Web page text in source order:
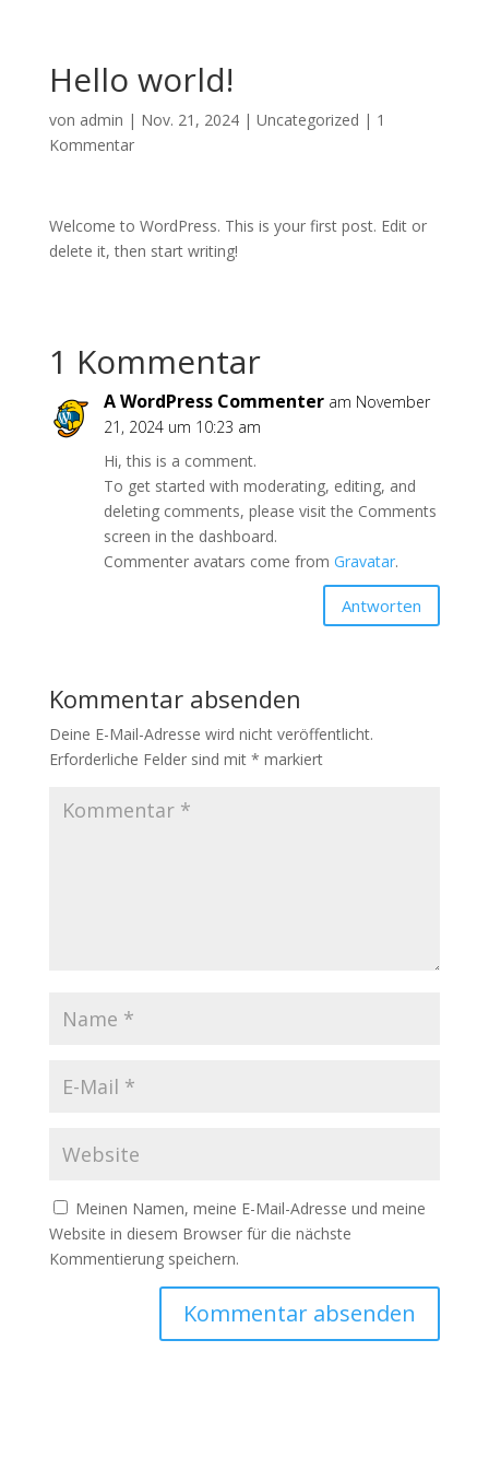
Hello world!
von admin | Nov. 21, 2024| Uncategorized | 1
Kommentar
Welcome to WordPress. This is your first post. Edit or
delete it, then start writing!
1 Kommentar
A WordPress Commenter am November
21, 2024 um 10:23 am
Hi, this is a comment.
To get started with moderating, editing, and
deleting comments, please visit the Comments
screen in the dashboard.
Commenter avatars come from Gravatar.
Antworten
Kommentar absenden
Deine E-Mail-Adresse wird nicht veröffentlicht.
Erforderliche Felder sind mit * markiert
Meinen Namen, meine E-Mail-Adresse und meine
Website in diesem Browser für die nächste
Kommentierung speichern.